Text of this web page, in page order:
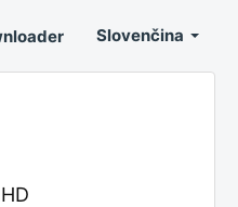
Slovenčina